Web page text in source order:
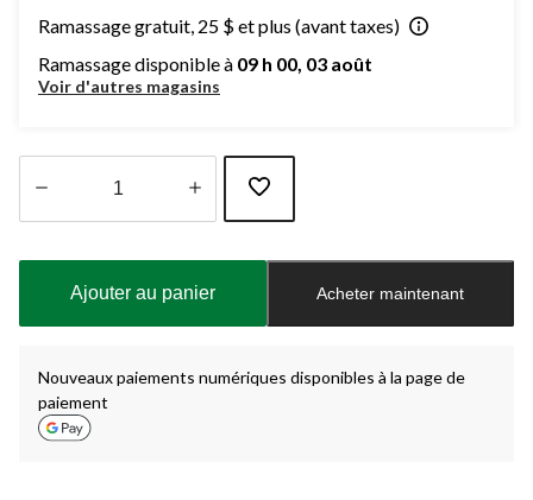
Ramassage gratuit, 25 $ et plus (avant taxes)
Ramassage disponible à 09 h 00, 03 août
Voir d'autres magasins
à
Ajouter au panier Acheter maintenant
Nouveaux paiements numériques disponibles à la page de
paiement